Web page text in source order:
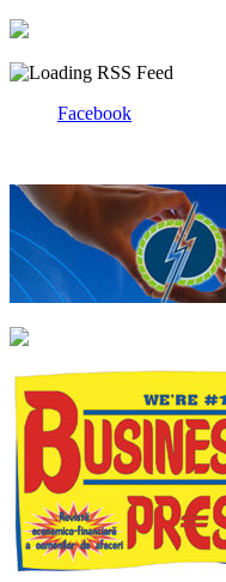
Facebook